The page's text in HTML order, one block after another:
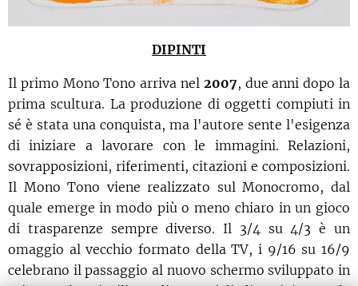
DIPINTI
Il primo Mono Tono arriva nel 2007, due anni dopo la
prima scultura. La produzione di oggetti compiuti in
sé è stata una conquista, ma l'autore sente l'esigenza
di iniziare a lavorare con le immagini. Relazioni,
sovrapposizioni, riferimenti, citazioni e composizioni.
Il Mono Tono viene realizzato sul Monocromo, dal
quale emerge in modo più o meno chiaro in un gioco
di trasparenze sempre diverso. Il 3/4 su 4/3 è un
omaggio al vecchio formato della TV, i 9/16 su 16/9
celebrano il passaggio al nuovo schermo sviluppato in